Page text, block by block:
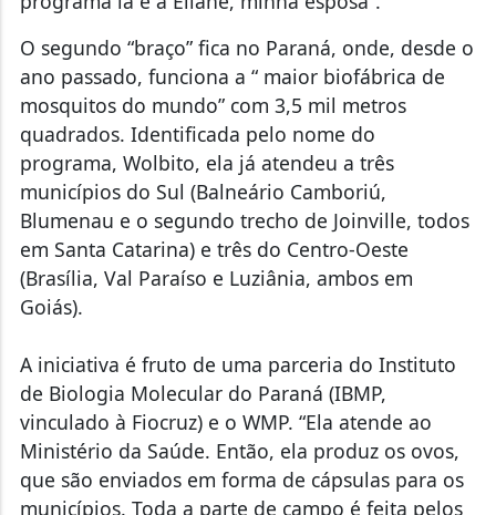
ano passado, funciona a “ maior biofábrica de
mosquitos do mundo” com 3,5 mil metros
quadrados. Identificada pelo nome do
programa, Wolbito, ela já atendeu a três
municípios do Sul (Balneário Camboriú,
Blumenau e o segundo trecho de Joinville, todos
em Santa Catarina) e três do Centro-Oeste
(Brasília, Val Paraíso e Luziânia, ambos em
Goiás).
de Biologia Molecular do Paraná (IBMP,
vinculado à Fiocruz) e o WMP. “Ela atende ao
Ministério da Saúde. Então, ela produz os ovos,
que são enviados em forma de cápsulas para os
municípios. Toda a parte de campo é feita pelos